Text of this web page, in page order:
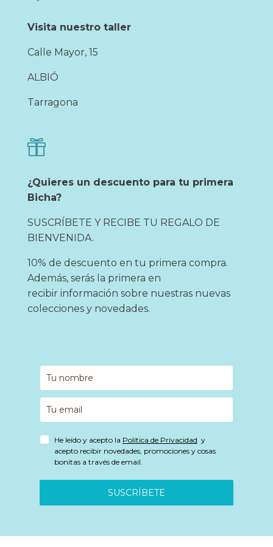
Visita nuestro taller
Calle Mayor, 15
ALBIÓ
Tarragona

¿Quieres un descuento para tu primera
Bicha?
SUSCRÍBETE Y RECIBE TU REGALO DE
BIENVENIDA.
10% de descuento en tu primera compra.
Además, serás la primera en
recibir información sobre nuestras nuevas
colecciones y novedades.
He leído y acepto la Política de Privacidad y
acepto recibir novedades, promociones y cosas
bonitas a través de email.
SUSCRÍBETE